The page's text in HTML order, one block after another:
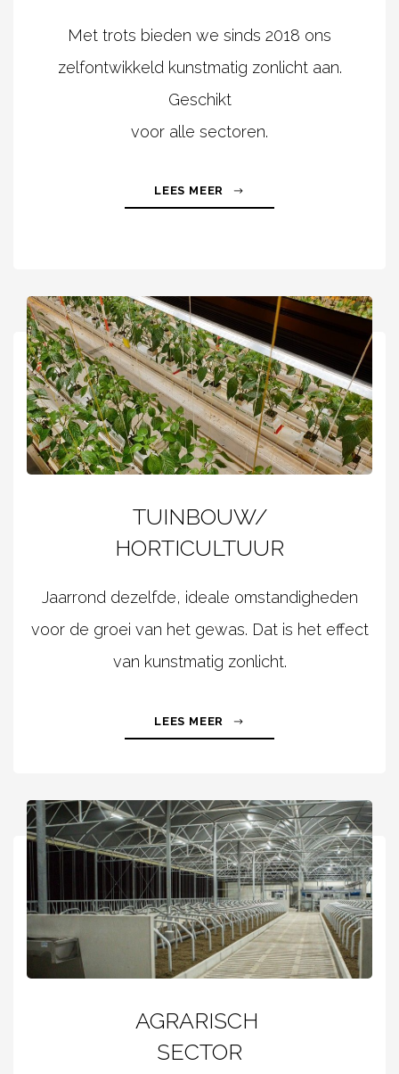
Met trots bieden we sinds 2018 ons
zelfontwikkeld kunstmatig zonlicht aan.
Geschikt
voor alle sectoren.
LEES MEER
TUINBOUW/
HORTICULTUUR
Jaarrond dezelfde, ideale omstandigheden
voor de groei van het gewas. Dat is het effect
van kunstmatig zonlicht.
LEES MEER
AGRARISCH
SECTOR